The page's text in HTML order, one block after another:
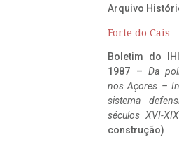
Arquivo
Forte do Cais
Boletim do
1987 – Da
nos Açores –
sistema
séculos XVI-XIX
construção)